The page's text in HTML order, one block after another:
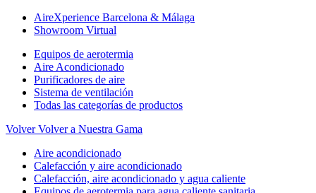
AireXperience Barcelona & Málaga
Showroom Virtual
Equipos de aerotermia
Aire Acondicionado
Purificadores de aire
Sistema de ventilación
Todas las categorías de productos
Volver Volver a Nuestra Gama
Aire acondicionado
Calefacción y aire acondicionado
Calefacción, aire acondicionado y agua caliente